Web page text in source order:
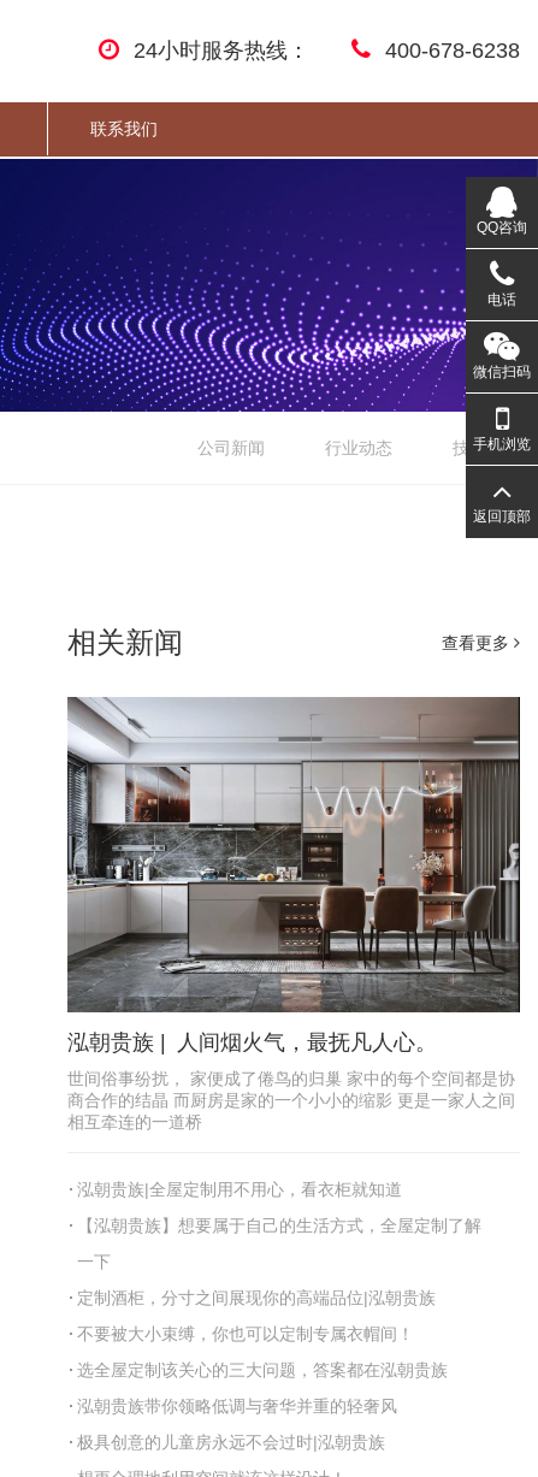
24小时服务热线： 400-678-6238
联系我们
公司新闻 行业动态 技术文章
相关新闻 查看更多
泓朝贵族 | 人间烟火气，最抚凡人心。
世间俗事纷扰， 家便成了倦鸟的归巢 家中的每个空间都是协
商合作的结晶 而厨房是家的一个小小的缩影 更是一家人之间
相互牵连的一道桥
泓朝贵族|全屋定制用不用心，看衣柜就知道
【泓朝贵族】想要属于自己的生活方式，全屋定制了解
一下
定制酒柜，分寸之间展现你的高端品位|泓朝贵族
不要被大小束缚，你也可以定制专属衣帽间！
选全屋定制该关心的三大问题，答案都在泓朝贵族
泓朝贵族带你领略低调与奢华并重的轻奢风
极具创意的儿童房永远不会过时|泓朝贵族
QQ咨询
电话
微信扫码
手机浏览
返回顶部